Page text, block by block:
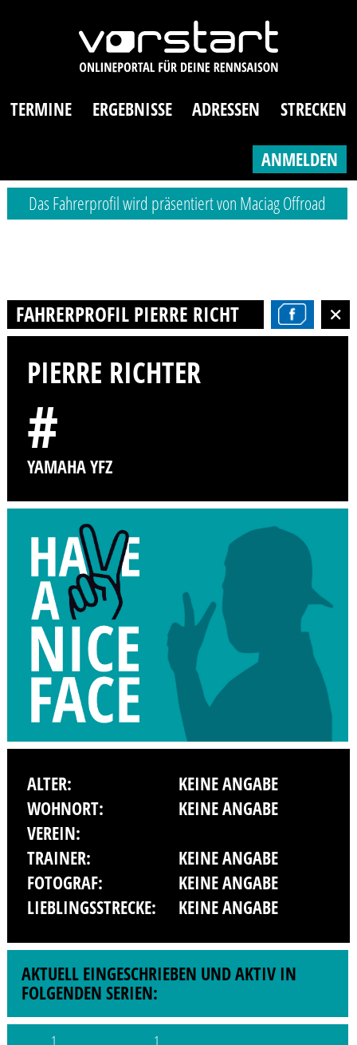
TERMINE ERGEBNISSE ADRESSEN STRECKEN
ANMELDEN
Das Fahrerprofil wird präsentiert von Maciag Offroad
FAHRERPROFIL PIERRE RICHTER
PIERRE RICHTER
#
YAMAHA YFZ
ALTER:
KEINE ANGABE
WOHNORT:
KEINE ANGABE
VEREIN:
TRAINER:
KEINE ANGABE
FOTOGRAF:
KEINE ANGABE
LIEBLINGSSTRECKE:
KEINE ANGABE
AKTUELL EINGESCHRIEBEN UND AKTIV IN
FOLGENDEN SERIEN:
1 1